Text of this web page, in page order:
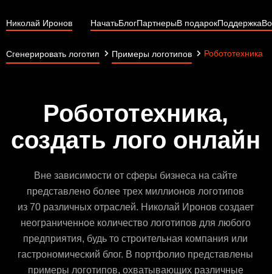
Николай Иронов НачатьБлогПартнерыВ подарокПоддержка
Сгенерировать логотип Примеры логотипов Робототехника
Робототехника,
создать лого онлайн
Вне зависимости от сферы бизнеса на сайте
представлено более трех миллионов логотипов
из 70 различных отраслей. Николай Иронов создает
неограниченное количество логотипов для любого
предприятия, будь то строительная компания или
гастрономический блог. В портфолио представлены
примеры логотипов, охватывающих различные